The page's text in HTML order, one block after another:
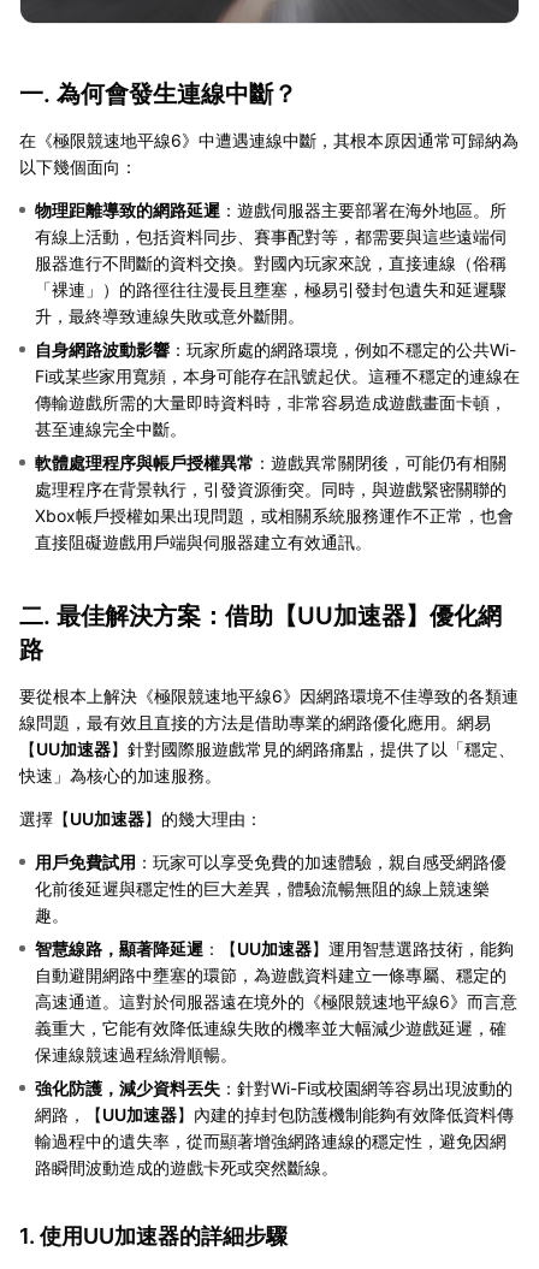
一. 為何會發生連線中斷？
在《極限競速地平線6》中遭遇連線中斷，其根本原因通常可歸納為
以下幾個面向：
物理距離導致的網路延遲 ：遊戲伺服器主要部署在海外地區。所
有線上活動，包括資料同步、賽事配對等，都需要與這些遠端伺
服器進行不間斷的資料交換。對國內玩家來說，直接連線（俗稱
「裸連」）的路徑往往漫長且壅塞，極易引發封包遺失和延遲驟
升，最終導致連線失敗或意外斷開。
自身網路波動影響 ：玩家所處的網路環境，例如不穩定的公共Wi-
Fi或某些家用寬頻，本身可能存在訊號起伏。這種不穩定的連線在
傳輸遊戲所需的大量即時資料時，非常容易造成遊戲畫面卡頓，
甚至連線完全中斷。
軟體處理程序與帳戶授權異常 ：遊戲異常關閉後，可能仍有相關
處理程序在背景執行，引發資源衝突。同時，與遊戲緊密關聯的
Xbox帳戶授權如果出現問題，或相關系統服務運作不正常，也會
直接阻礙遊戲用戶端與伺服器建立有效通訊。
二. 最佳解決方案：借助【UU加速器】優化網
路
要從根本上解決《極限競速地平線6》因網路環境不佳導致的各類連
線問題，最有效且直接的方法是借助專業的網路優化應用。網易
【UU加速器】針對國際服遊戲常見的網路痛點，提供了以「穩定、
快速」為核心的加速服務。
選擇【UU加速器】的幾大理由：
用戶免費試用 ：玩家可以享受免費的加速體驗，親自感受網路優
化前後延遲與穩定性的巨大差異，體驗流暢無阻的線上競速樂
趣。
智慧線路，顯著降延遲 ：【UU加速器】運用智慧選路技術，能夠
自動避開網路中壅塞的環節，為遊戲資料建立一條專屬、穩定的
高速通道。這對於伺服器遠在境外的《極限競速地平線6》而言意
義重大，它能有效降低連線失敗的機率並大幅減少遊戲延遲，確
保連線競速過程絲滑順暢。
強化防護，減少資料丟失 ：針對Wi-Fi或校園網等容易出現波動的
網路，【UU加速器】內建的掉封包防護機制能夠有效降低資料傳
輸過程中的遺失率，從而顯著增強網路連線的穩定性，避免因網
路瞬間波動造成的遊戲卡死或突然斷線。
1. 使用UU加速器的詳細步驟